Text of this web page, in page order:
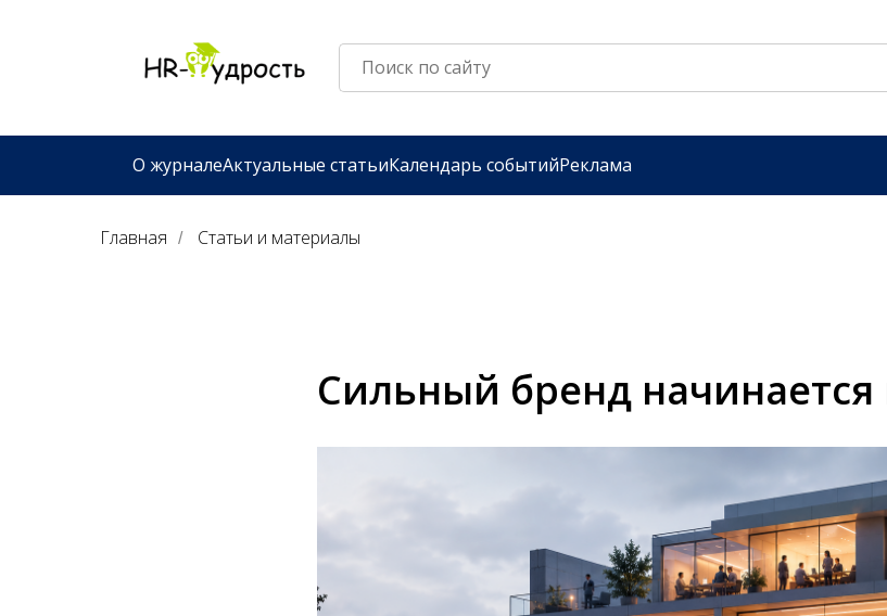
О журналеАктуальные статьиКалендарь событийРеклама
Главная / Статьи и материалы
Сильный бренд начинается